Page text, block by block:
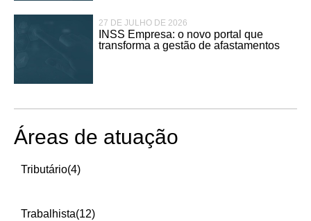
27 DE JULHO DE 2026
INSS Empresa: o novo portal que
transforma a gestão de afastamentos
Áreas de atuação
Tributário(4)
Trabalhista(12)